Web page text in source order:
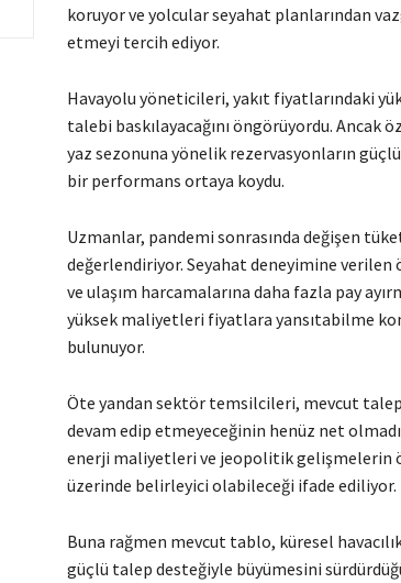
koruyor ve yolcular seyahat planlarından
etmeyi tercih ediyor.
Havayolu yöneticileri, yakıt fiyatlarındaki
talebi baskılayacağını öngörüyordu. Ancak
yaz sezonuna yönelik rezervasyonların
bir performans ortaya koydu.
Uzmanlar, pandemi sonrasında değişen
değerlendiriyor. Seyahat deneyimine
ve ulaşım harcamalarına daha fazla pay
yüksek maliyetleri fiyatlara yansıtabilme
bulunuyor.
Öte yandan sektör temsilcileri, mevcut talep
devam edip etmeyeceğinin henüz net
enerji maliyetleri ve jeopolitik gelişmelerin
üzerinde belirleyici olabileceği ifade ediliyor.
Buna rağmen mevcut tablo, küresel
güçlü talep desteğiyle büyümesini